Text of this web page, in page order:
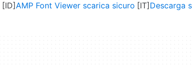
AMP Font Viewer scarica sicuro Descarga